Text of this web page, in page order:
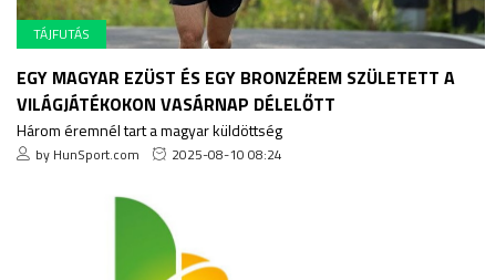
TÁJFUTÁS
EGY MAGYAR EZÜST ÉS EGY BRONZÉREM SZÜLETETT A
VILÁGJÁTÉKOKON VASÁRNAP DÉLELŐTT
Három éremnél tart a magyar küldöttség
by HunSport.com 2025-08-10 08:24